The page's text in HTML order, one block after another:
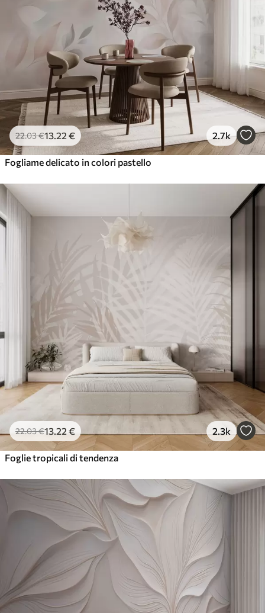
22.03€13 .22 € 2.7k
Fogliame delicato in colori pastello
22.03€13 .22 € 2.3k
Foglie tropicali di tendenza